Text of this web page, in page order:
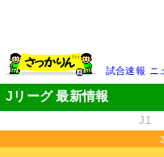
試合速報 ニ
Jリーグ 最新情報
J1